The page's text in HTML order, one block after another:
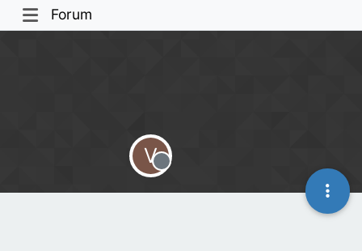
Forum
V
Offline